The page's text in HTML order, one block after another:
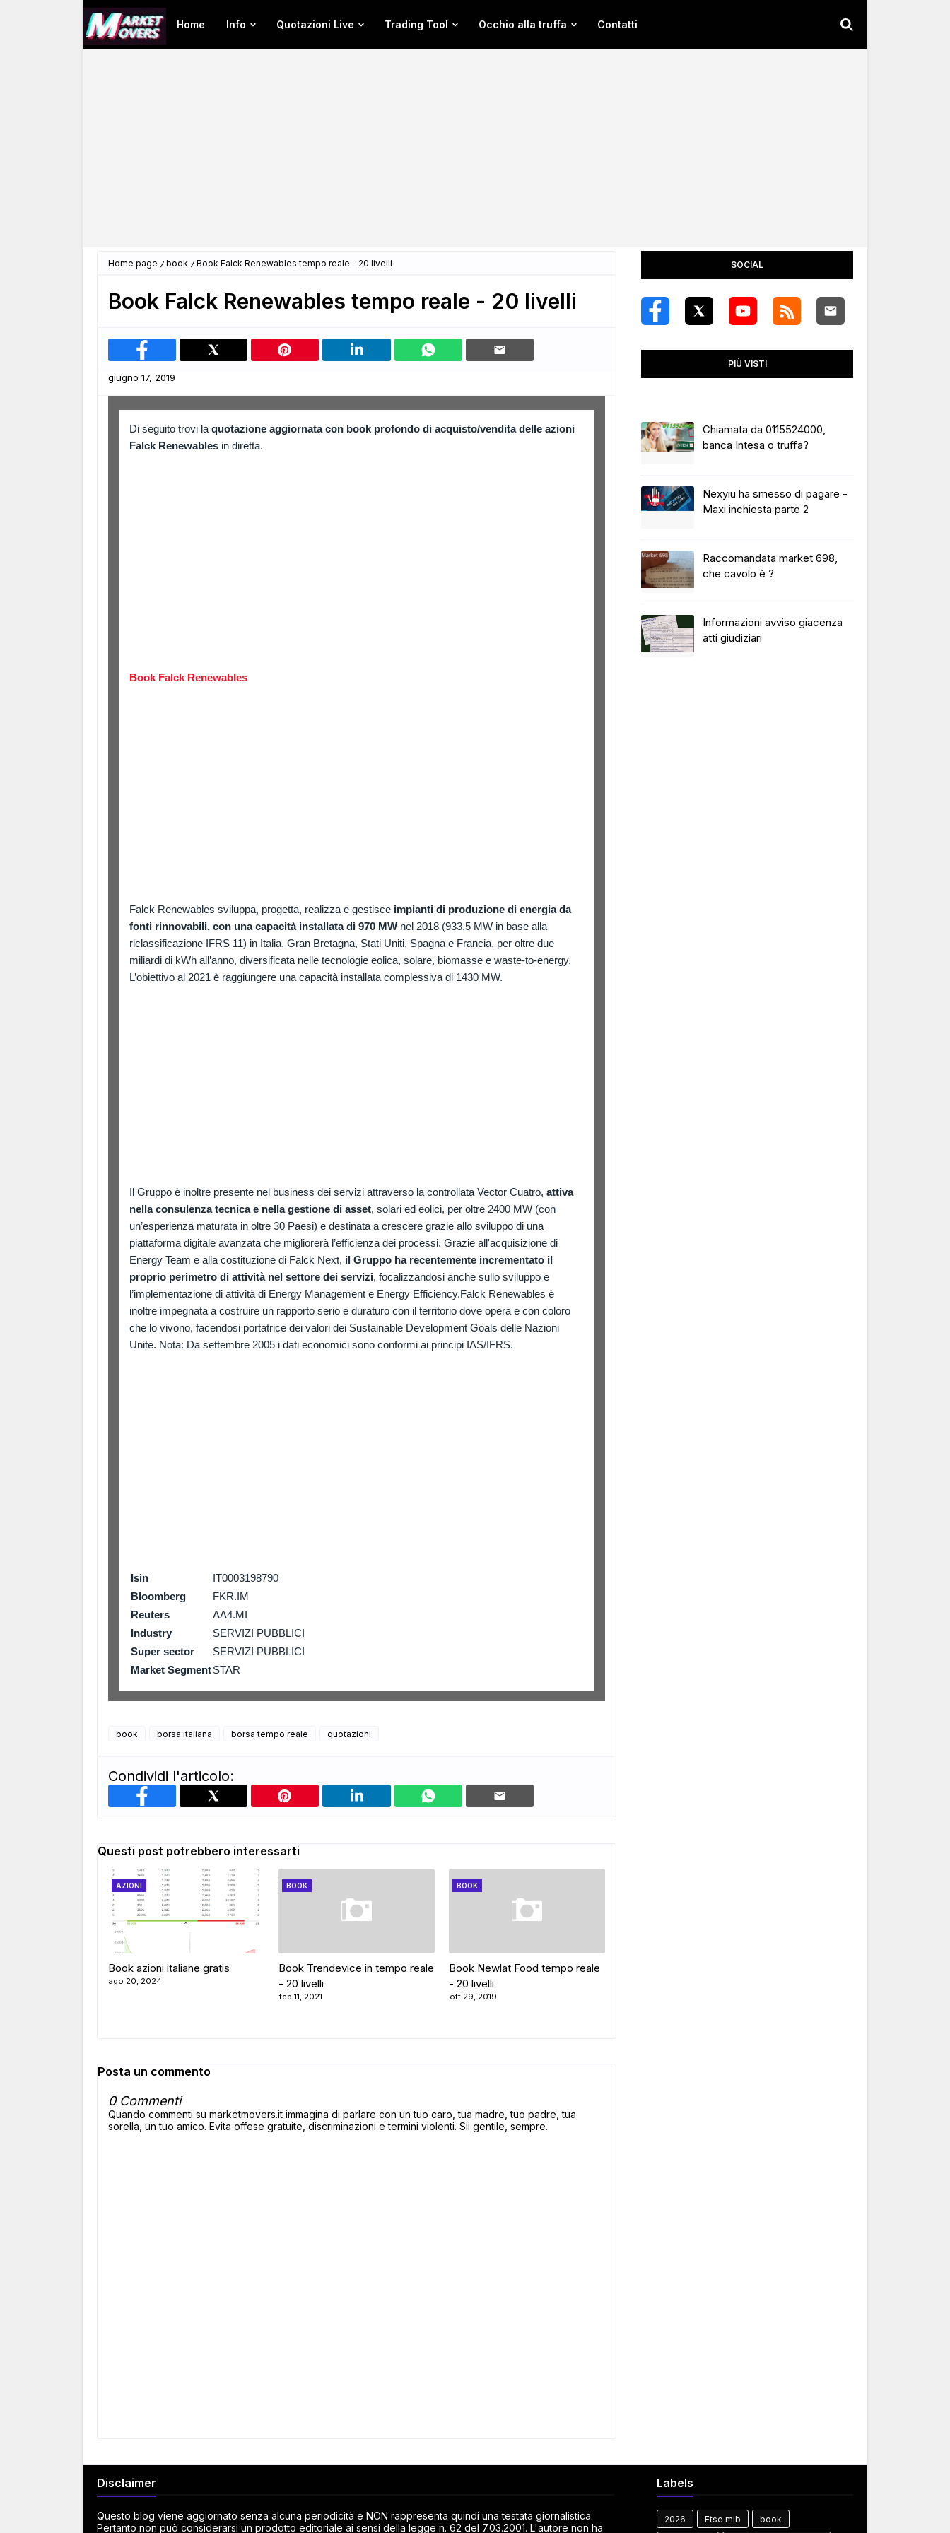
Home Info Quotazioni Live Trading Tool Occhio alla truffa Contatti
ADS
Home page book Book Falck Renewables tempo reale - 20 livelli
Book Falck Renewables tempo reale - 20 livelli
giugno 17, 2019
Di seguito trovi la quotazione aggiornata con book profondo di acquisto/vendita delle azioni
Falck Renewables in diretta.
Book Falck Renewables
Falck Renewables sviluppa, progetta, realizza e gestisce impianti di produzione di energia da
fonti rinnovabili, con una capacità installata di 970 MW nel 2018 (933,5 MW in base alla
riclassificazione IFRS 11) in Italia, Gran Bretagna, Stati Uniti, Spagna e Francia, per oltre due
miliardi di kWh all’anno, diversificata nelle tecnologie eolica, solare, biomasse e waste-to-energy.
L’obiettivo al 2021 è raggiungere una capacità installata complessiva di 1430 MW.
Il Gruppo è inoltre presente nel business dei servizi attraverso la controllata Vector Cuatro, attiva
nella consulenza tecnica e nella gestione di asset, solari ed eolici, per oltre 2400 MW (con
un’esperienza maturata in oltre 30 Paesi) e destinata a crescere grazie allo sviluppo di una
piattaforma digitale avanzata che migliorerà l’efficienza dei processi. Grazie all'acquisizione di
Energy Team e alla costituzione di Falck Next, il Gruppo ha recentemente incrementato il
proprio perimetro di attività nel settore dei servizi, focalizzandosi anche sullo sviluppo e
l’implementazione di attività di Energy Management e Energy Efficiency.Falck Renewables è
inoltre impegnata a costruire un rapporto serio e duraturo con il territorio dove opera e con coloro
che lo vivono, facendosi portatrice dei valori dei Sustainable Development Goals delle Nazioni
Unite. Nota: Da settembre 2005 i dati economici sono conformi ai principi IAS/IFRS.
Isin
IT0003198790
Bloomberg
FKR.IM
Reuters
AA4.MI
Industry
SERVIZI PUBBLICI
Super sector
SERVIZI PUBBLICI
Market SegmentSTAR
book borsa italiana borsa tempo reale quotazioni
Condividi l'articolo:
Questi post potrebbero interessarti
AZIONI
Book azioni italiane gratis
ago 20, 2024
BOOK
Book Trendevice in tempo reale
- 20 livelli
feb 11, 2021
BOOK
Book Newlat Food tempo reale
- 20 livelli
ott 29, 2019
Posta un commento
0 Commenti
Quando commenti su marketmovers.it immagina di parlare con un tuo caro, tua madre, tuo padre, tua
sorella, un tuo amico. Evita offese gratuite, discriminazioni e termini violenti. Sii gentile, sempre.
SOCIAL
PIÙ VISTI
Chiamata da 0115524000,
banca Intesa o truffa?
Nexyiu ha smesso di pagare -
Maxi inchiesta parte 2
Raccomandata market 698,
che cavolo è ?
Informazioni avviso giacenza
atti giudiziari
Disclaimer
Questo blog viene aggiornato senza alcuna periodicità e NON rappresenta quindi una testata giornalistica.
Pertanto non può considerarsi un prodotto editoriale ai sensi della legge n. 62 del 7.03.2001. L'autore non ha
Labels
2026 Ftse mib book